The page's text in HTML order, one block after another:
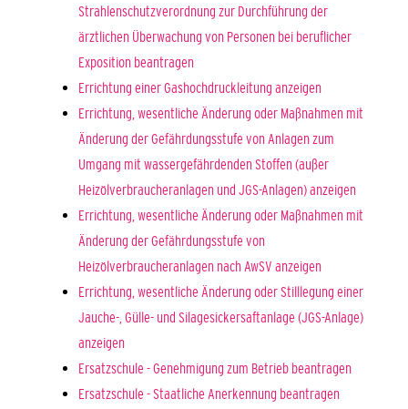
Strahlenschutzverordnung zur Durchführung der
ärztlichen Überwachung von Personen bei beruflicher
Exposition beantragen
Errichtung einer Gashochdruckleitung anzeigen
Errichtung, wesentliche Änderung oder Maßnahmen mit
Änderung der Gefährdungsstufe von Anlagen zum
Umgang mit wassergefährdenden Stoffen (außer
Heizölverbraucheranlagen und JGS-Anlagen) anzeigen
Errichtung, wesentliche Änderung oder Maßnahmen mit
Änderung der Gefährdungsstufe von
Heizölverbraucheranlagen nach AwSV anzeigen
Errichtung, wesentliche Änderung oder Stilllegung einer
Jauche-, Gülle- und Silagesickersaftanlage (JGS-Anlage)
anzeigen
Ersatzschule - Genehmigung zum Betrieb beantragen
Ersatzschule - Staatliche Anerkennung beantragen